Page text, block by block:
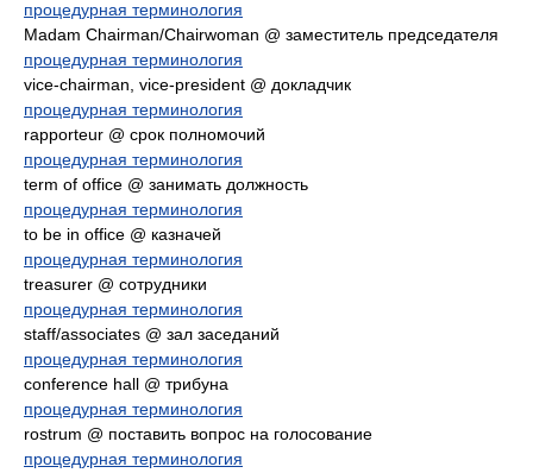
процедурная терминология
Madam Chairman/Chairwoman @ заместитель председателя
процедурная терминология
vice-chairman, vice-president @ докладчик
процедурная терминология
rapporteur @ срок полномочий
процедурная терминология
term of office @ занимать должность
процедурная терминология
to be in office @ казначей
процедурная терминология
treasurer @ сотрудники
процедурная терминология
staff/associates @ зал заседаний
процедурная терминология
conference hall @ трибуна
процедурная терминология
rostrum @ поставить вопрос на голосование
процедурная терминология